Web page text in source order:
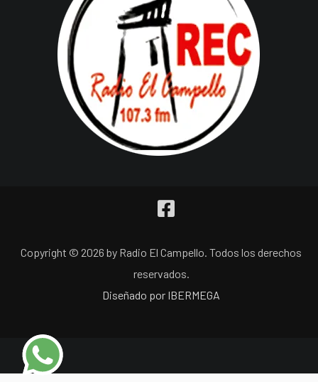
Copyright © 2026 by Radio El Campello. Todos los derechos
reservados.
Diseñado por IBERMEGA